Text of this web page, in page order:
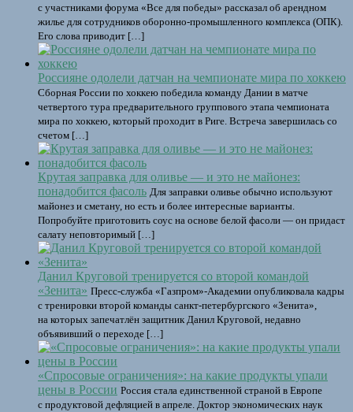
с участниками форума «Все для победы» рассказал об арендном
жилье для сотрудников оборонно-промышленного комплекса (ОПК).
Его слова приводит […]
Россияне одолели датчан на чемпионате мира по хоккею
Сборная России по хоккею победила команду Дании в матче
четвертого тура предварительного группового этапа чемпионата
мира по хоккею, который проходит в Риге. Встреча завершилась со
счетом […]
Крутая заправка для оливье — и это не майонез:
понадобится фасоль Для заправки оливье обычно используют
майонез и сметану, но есть и более интересные варианты.
Попробуйте приготовить соус на основе белой фасоли — он придаст
салату неповторимый […]
Данил Круговой тренируется со второй командой
«Зенита» Пресс-служба «Газпром»-Академии опубликовала кадры
с тренировки второй команды санкт-петербургского «Зенита»,
на которых запечатлён защитник Данил Круговой, недавно
объявивший о переходе […]
«Спросовые ограничения»: на какие продукты упали
цены в России Россия стала единственной страной в Европе
с продуктовой дефляцией в апреле. Доктор экономических наук